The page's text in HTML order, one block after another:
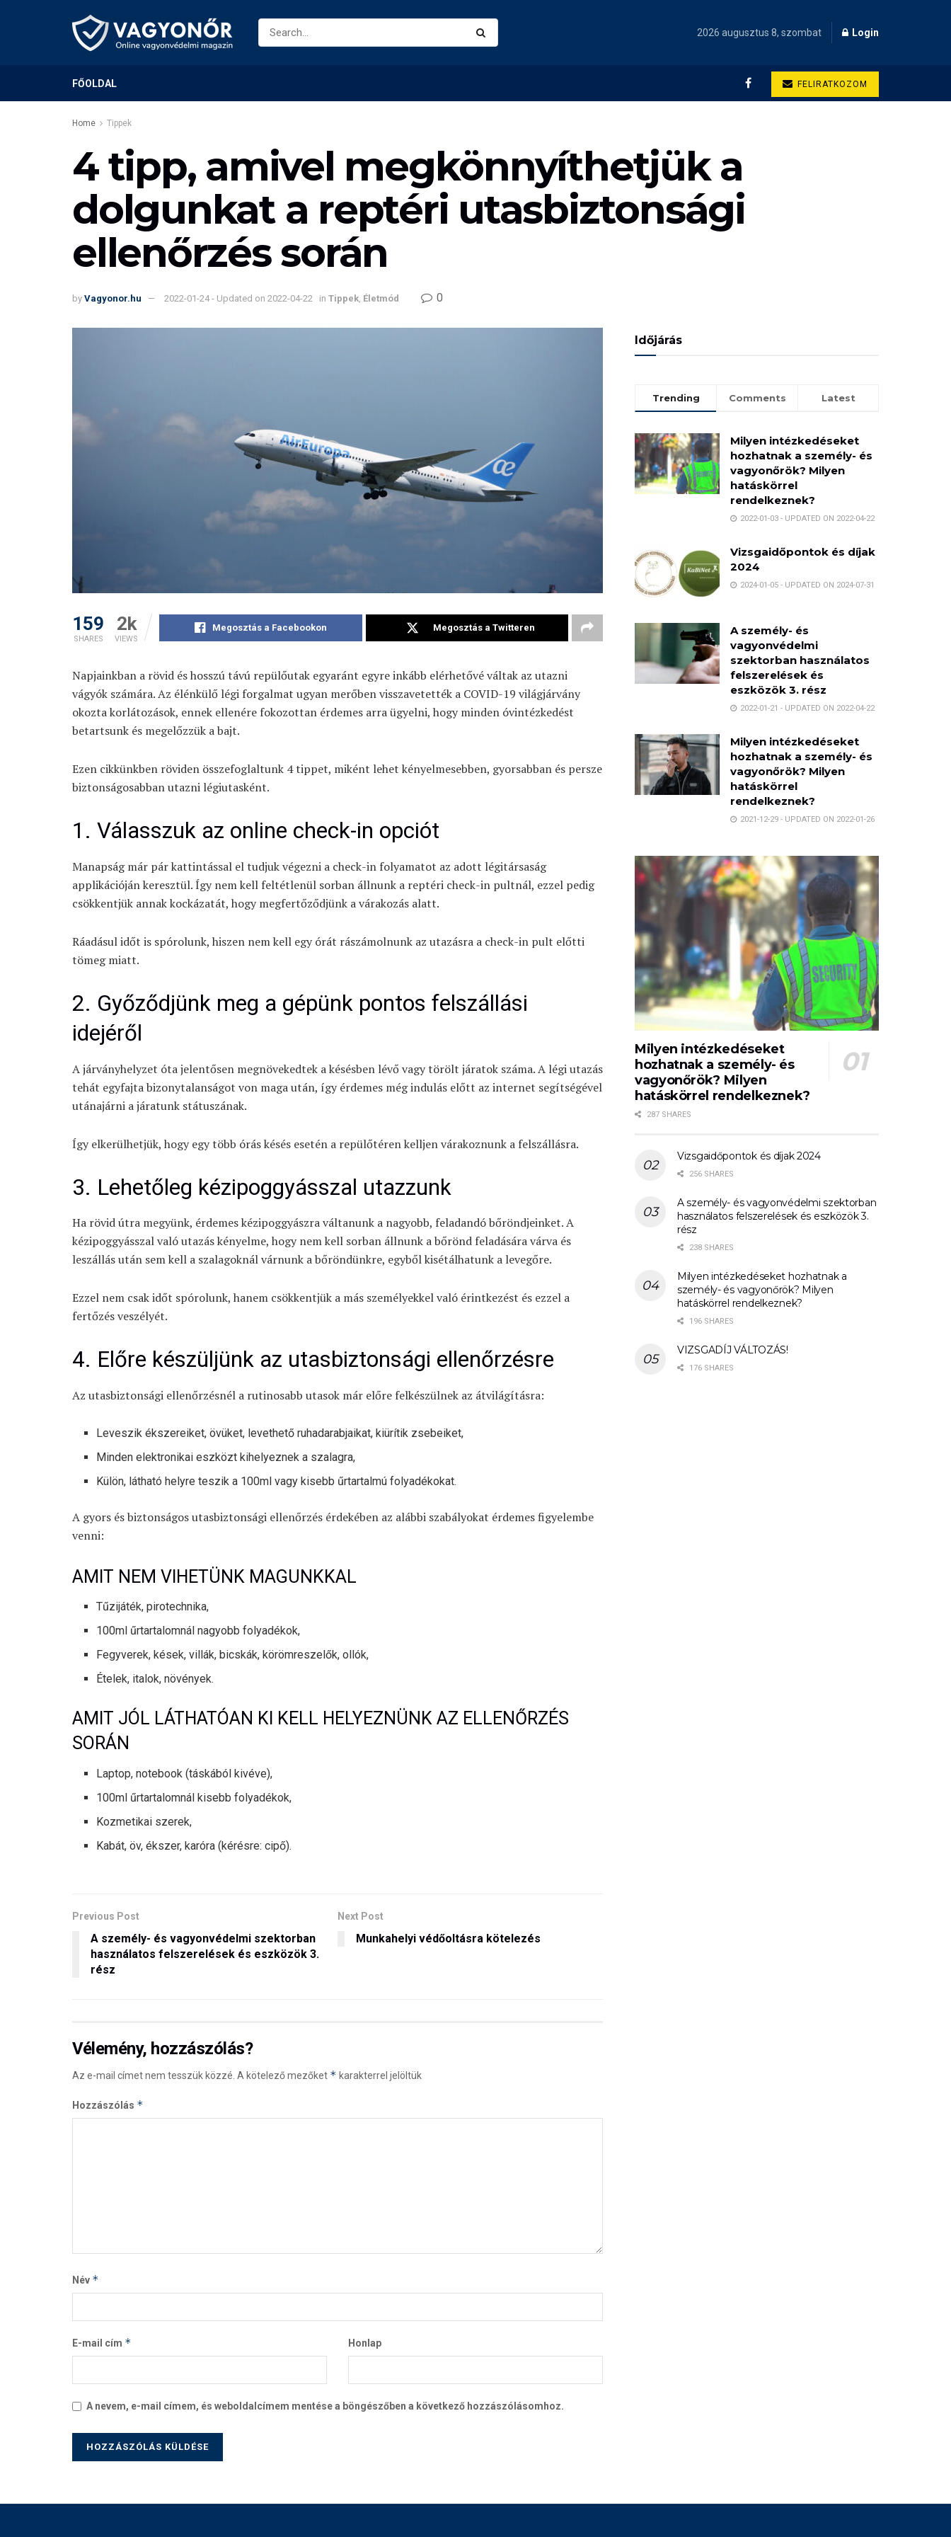
2026 augusztus 8, szombat Login
FŐOLDAL FELIRATKOZOM
Home Tippek
4 tipp, amivel megkönnyíthetjük a
dolgunkat a reptéri utasbiztonsági
ellenőrzés során
by Vagyonor.hu 2022-01-24 - Updated on 2022-04-22 in Tippek, Életmód 0
159
SHARES
2k
VIEWS
Megosztás a Facebookon Megosztás a Twitteren
Napjainkban a rövid és hosszú távú repülőutak egyaránt egyre inkább elérhetővé váltak az utazni
vágyók számára. Az élénkülő légi forgalmat ugyan merőben visszavetették a COVID-19 világjárvány
okozta korlátozások, ennek ellenére fokozottan érdemes arra ügyelni, hogy minden óvintézkedést
betartsunk és megelőzzük a bajt.
Ezen cikkünkben röviden összefoglaltunk 4 tippet, miként lehet kényelmesebben, gyorsabban és persze
biztonságosabban utazni légiutasként.
1. Válasszuk az online check-in opciót
Manapság már pár kattintással el tudjuk végezni a check-in folyamatot az adott légitársaság
applikációján keresztül. Így nem kell feltétlenül sorban állnunk a reptéri check-in pultnál, ezzel pedig
csökkentjük annak kockázatát, hogy megfertőződjünk a várakozás alatt.
Ráadásul időt is spórolunk, hiszen nem kell egy órát rászámolnunk az utazásra a check-in pult előtti
tömeg miatt.
2. Győződjünk meg a gépünk pontos felszállási
idejéről
A járványhelyzet óta jelentősen megnövekedtek a késésben lévő vagy törölt járatok száma. A légi utazás
tehát egyfajta bizonytalanságot von maga után, így érdemes még indulás előtt az internet segítségével
utánajárni a járatunk státuszának.
Így elkerülhetjük, hogy egy több órás késés esetén a repülőtéren kelljen várakoznunk a felszállásra.
3. Lehetőleg kézipoggyásszal utazzunk
Ha rövid útra megyünk, érdemes kézipoggyászra váltanunk a nagyobb, feladandó bőröndjeinket. A
kézipoggyásszal való utazás kényelme, hogy nem kell sorban állnunk a bőrönd feladására várva és
leszállás után sem kell a szalagoknál várnunk a bőröndünkre, egyből kisétálhatunk a levegőre.
Ezzel nem csak időt spórolunk, hanem csökkentjük a más személyekkel való érintkezést és ezzel a
fertőzés veszélyét.
4. Előre készüljünk az utasbiztonsági ellenőrzésre
Az utasbiztonsági ellenőrzésnél a rutinosabb utasok már előre felkészülnek az átvilágításra:
Leveszik ékszereiket, övüket, levethető ruhadarabjaikat, kiürítik zsebeiket,
Minden elektronikai eszközt kihelyeznek a szalagra,
Külön, látható helyre teszik a 100ml vagy kisebb űrtartalmú folyadékokat.
A gyors és biztonságos utasbiztonsági ellenőrzés érdekében az alábbi szabályokat érdemes figyelembe
venni:
AMIT NEM VIHETÜNK MAGUNKKAL
Tűzijáték, pirotechnika,
100ml űrtartalomnál nagyobb folyadékok,
Fegyverek, kések, villák, bicskák, körömreszelők, ollók,
Ételek, italok, növények.
AMIT JÓL LÁTHATÓAN KI KELL HELYEZNÜNK AZ ELLENŐRZÉS
SORÁN
Laptop, notebook (táskából kivéve),
100ml űrtartalomnál kisebb folyadékok,
Kozmetikai szerek,
Kabát, öv, ékszer, karóra (kérésre: cipő).
Previous Post
A személy- és vagyonvédelmi szektorban
használatos felszerelések és eszközök 3.
rész
Next Post
Munkahelyi védőoltásra kötelezés
Vélemény, hozzászólás?
Az e-mail címet nem tesszük közzé. A kötelező mezőket * karakterrel jelöltük
Hozzászólás *
Név *
E-mail cím * Honlap
A nevem, e-mail címem, és weboldalcímem mentése a böngészőben a következő hozzászólásomhoz.
Időjárás
Trending Comments Latest
Milyen intézkedéseket
hozhatnak a személy- és
vagyonőrök? Milyen
hatáskörrel
rendelkeznek?
2022-01-03 - UPDATED ON 2022-04-22
Vizsgaidőpontok és díjak
2024
2024-01-05 - UPDATED ON 2024-07-31
A személy- és
vagyonvédelmi
szektorban használatos
felszerelések és
eszközök 3. rész
2022-01-21 - UPDATED ON 2022-04-22
Milyen intézkedéseket
hozhatnak a személy- és
vagyonőrök? Milyen
hatáskörrel
rendelkeznek?
2021-12-29 - UPDATED ON 2022-01-26
Milyen intézkedéseket
hozhatnak a személy- és
vagyonőrök? Milyen
hatáskörrel rendelkeznek?
287 SHARES
Vizsgaidőpontok és díjak 2024
256 SHARES
A személy- és vagyonvédelmi szektorban
használatos felszerelések és eszközök 3.
rész
238 SHARES
Milyen intézkedéseket hozhatnak a
személy- és vagyonőrök? Milyen
hatáskörrel rendelkeznek?
196 SHARES
VIZSGADÍJ VÁLTOZÁS!
176 SHARES